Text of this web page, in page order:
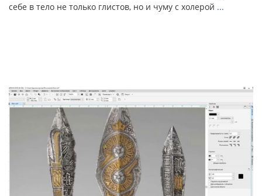
себе в тело не только глистов, но и чуму с холерой ...